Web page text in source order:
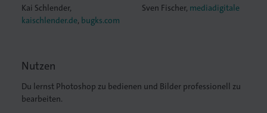
Kai Schlender,
kaischlender.de, bugks.com
Sven Fischer, mediadigitale
Nutzen
Du lernst Photoshop zu bedienen und Bilder professionell zu
bearbeiten.